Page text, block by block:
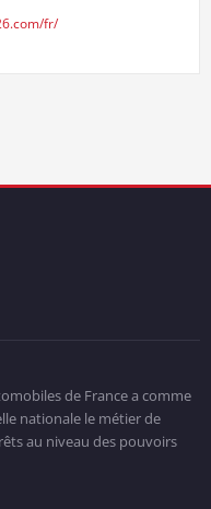
fr/
de France a comme
nationale le métier de
au niveau des pouvoirs